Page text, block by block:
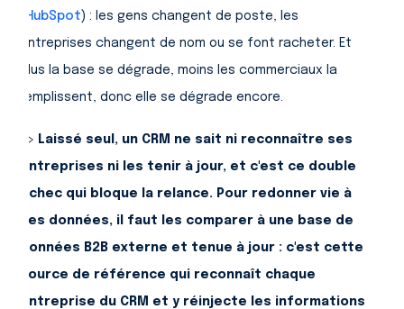
HubSpot) : les gens changent de poste, les
entreprises changent de nom ou se font racheter. Et
plus la base se dégrade, moins les commerciaux la
remplissent, donc elle se dégrade encore.
=> Laissé seul, un CRM ne sait ni reconnaître ses
entreprises ni les tenir à jour, et c'est ce double
échec qui bloque la relance. Pour redonner vie à
ces données, il faut les comparer à une base de
données B2B externe et tenue à jour : c'est cette
source de référence qui reconnaît chaque
entreprise du CRM et y réinjecte les informations